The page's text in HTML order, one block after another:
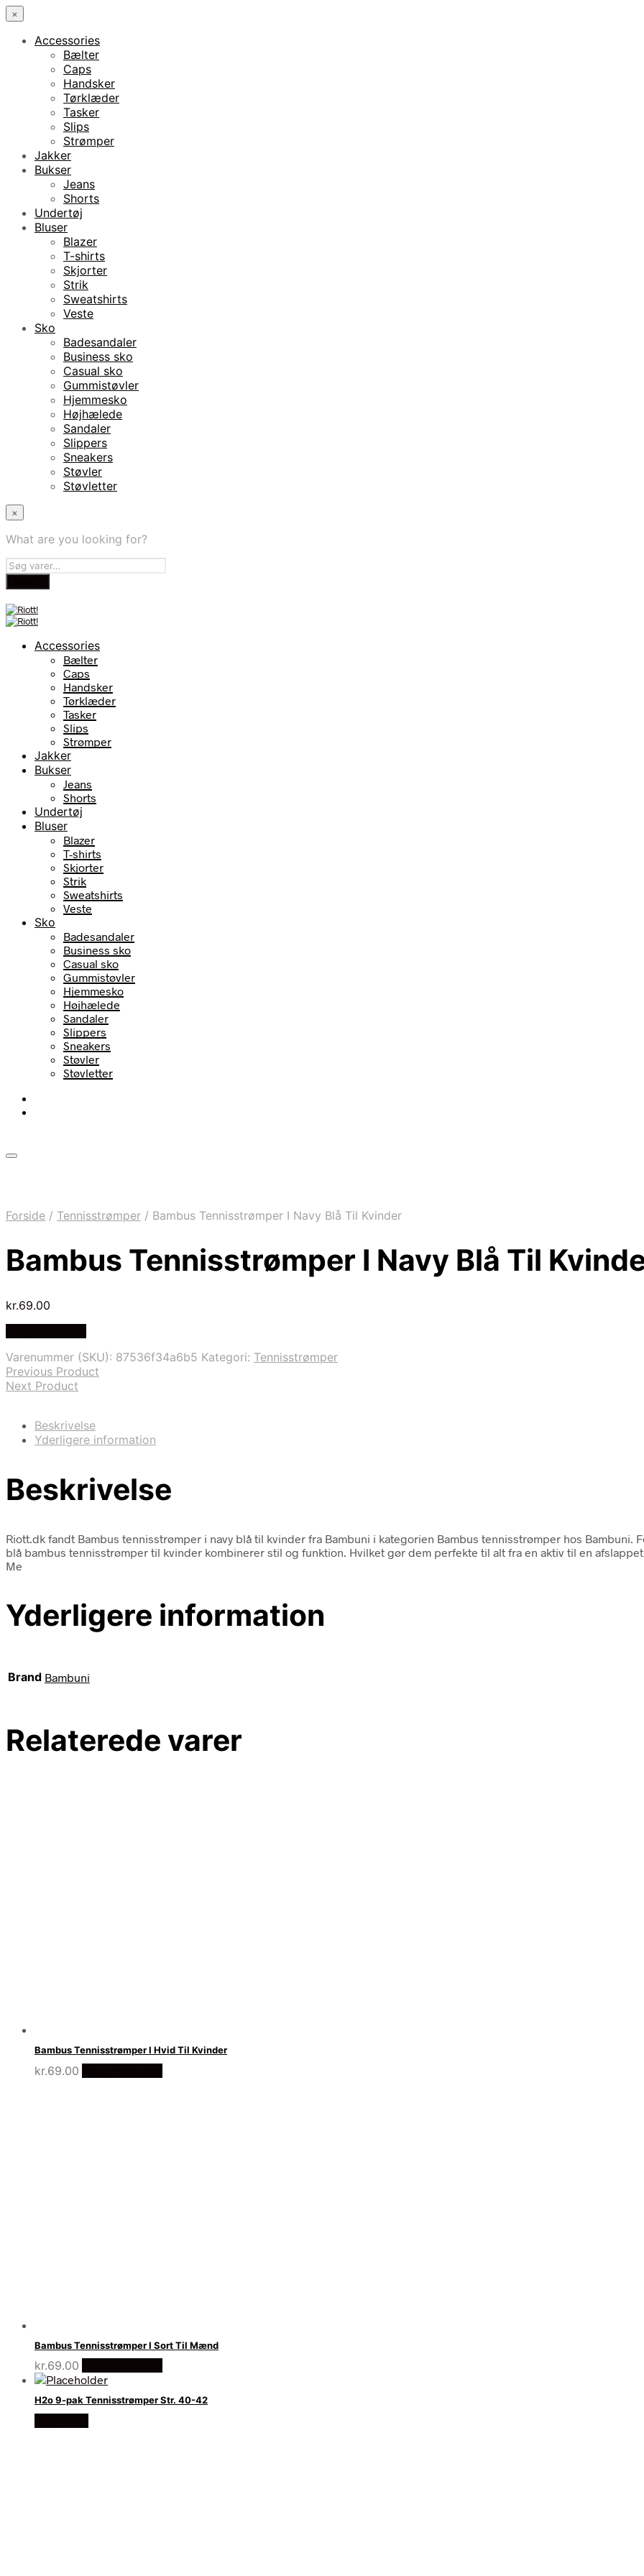
×
Accessories
Bælter
Caps
Handsker
Tørklæder
Tasker
Slips
Strømper
Jakker
Bukser
Jeans
Shorts
Undertøj
Bluser
Blazer
T-shirts
Skjorter
Strik
Sweatshirts
Veste
Sko
Badesandaler
Business sko
Casual sko
Gummistøvler
Hjemmesko
Højhælede
Sandaler
Slippers
Sneakers
Støvler
Støvletter
×
What are you looking for?
Accessories
Bælter
Caps
Handsker
Tørklæder
Tasker
Slips
Strømper
Jakker
Bukser
Jeans
Shorts
Undertøj
Bluser
Blazer
T-shirts
Skjorter
Strik
Sweatshirts
Veste
Sko
Badesandaler
Business sko
Casual sko
Gummistøvler
Hjemmesko
Højhælede
Sandaler
Slippers
Sneakers
Støvler
Støvletter
Forside / Tennisstrømper / Bambus Tennisstrømper I Navy Blå Til Kvinder
Bambus Tennisstrømper I Navy Blå Til
kr.69.00
Varenummer (SKU): 87536f34a6b5 Kategori: Tennisstrømper
Previous Product
Next Product
Beskrivelse
Yderligere information
Beskrivelse
Riott.dk fandt Bambus tennisstrømper i navy blå til kvinder fra Bambuni i kategorien Bambus tennisstrømper hos Bambuni.
blå bambus tennisstrømper til kvinder kombinerer stil og funktion. Hvilket gør dem perfekte til alt fra en aktiv til en
Me
Yderligere information
Brand Bambuni
Relaterede varer
Bambus Tennisstrømper I Hvid Til Kvinder
kr.69.00
Bambus Tennisstrømper I Sort Til Mænd
kr.69.00
H2o 9-pak Tennisstrømper Str. 40-42